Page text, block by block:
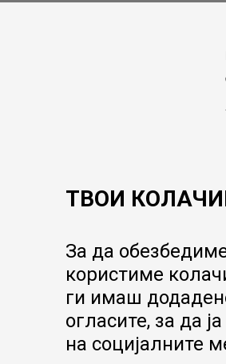
ТВОИ
За да
користиме
ги имаш
огласите, за да
на социјалните